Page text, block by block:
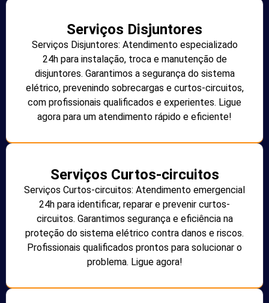
Serviços Disjuntores
Serviços Disjuntores: Atendimento especializado
24h para instalação, troca e manutenção de
disjuntores. Garantimos a segurança do sistema
elétrico, prevenindo sobrecargas e curtos-circuitos,
com profissionais qualificados e experientes. Ligue
agora para um atendimento rápido e eficiente!
Serviços Curtos-circuitos
Serviços Curtos-circuitos: Atendimento emergencial
24h para identificar, reparar e prevenir curtos-
circuitos. Garantimos segurança e eficiência na
proteção do sistema elétrico contra danos e riscos.
Profissionais qualificados prontos para solucionar o
problema. Ligue agora!